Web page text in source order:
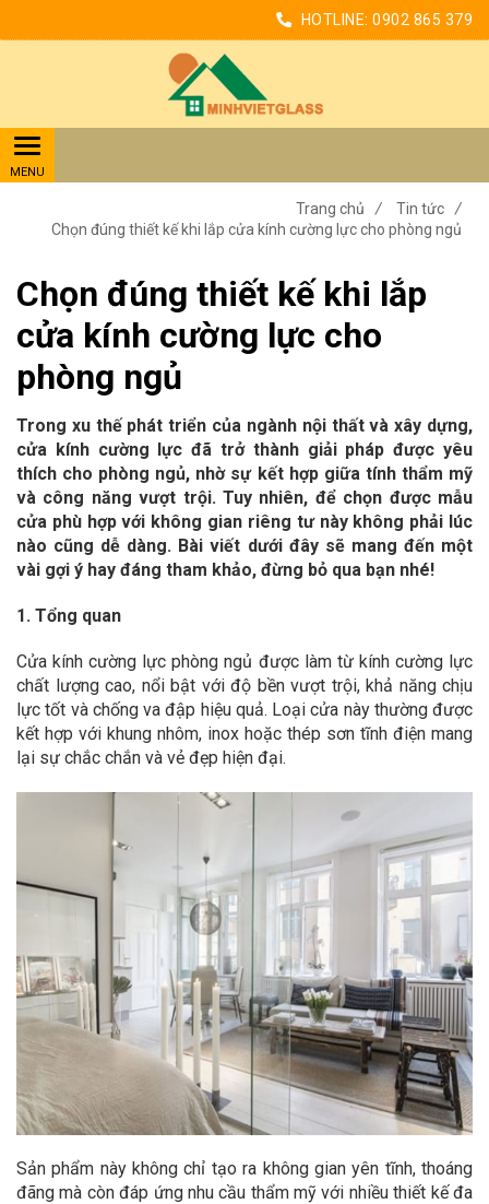
HOTLINE: 0902 865 379
Trang chủ / Tin tức
/
Chọn đúng thiết kế khi lắp cửa kính cường lực cho phòng ngủ
Chọn đúng thiết kế khi lắp
cửa kính cường lực cho
phòng ngủ
Trong xu thế phát triển của ngành nội thất và xây dựng,
cửa kính cường lực đã trở thành giải pháp được yêu
thích cho phòng ngủ, nhờ sự kết hợp giữa tính thẩm mỹ
và công năng vượt trội. Tuy nhiên, để chọn được mẫu
cửa phù hợp với không gian riêng tư này không phải lúc
nào cũng dễ dàng. Bài viết dưới đây sẽ mang đến một
vài gợi ý hay đáng tham khảo, đừng bỏ qua bạn nhé!
1. Tổng quan
Cửa kính cường lực phòng ngủ được làm từ kính cường lực
chất lượng cao, nổi bật với độ bền vượt trội, khả năng chịu
lực tốt và chống va đập hiệu quả. Loại cửa này thường được
kết hợp với khung nhôm, inox hoặc thép sơn tĩnh điện mang
lại sự chắc chắn và vẻ đẹp hiện đại.
Sản phẩm này không chỉ tạo ra không gian yên tĩnh, thoáng
đãng mà còn đáp ứng nhu cầu thẩm mỹ với nhiều thiết kế đa